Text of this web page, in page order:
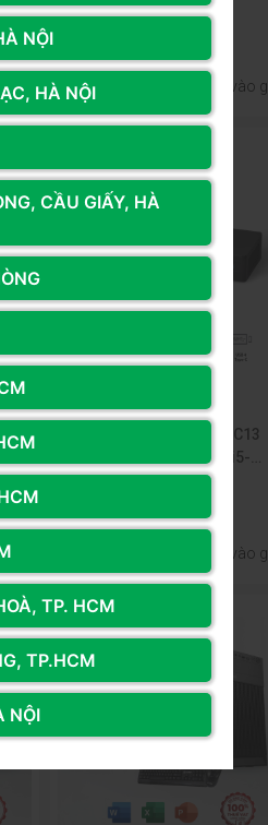
VESA/
giỏ
Inch
Còn hàng Thêm vào
giỏ
Bộ Mini PC ASUS Intel NUC13
PRO Tall RNUC13ANHI5 (i5-
1340P/ 2xDDR4-3200 /
DP 1.4a/ VESA MOUNT)
Thêm vào
NỘI
HÀ NỘI
CẦU GIẤY, HÀ
TP. HCM
TP.HCM
NỘI